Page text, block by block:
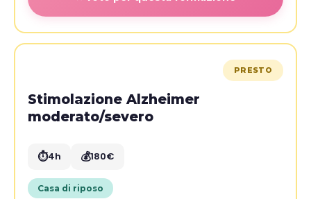
PRESTO
Stimolazione Alzheimer
moderato/severo
⏱️4h 💰180€
Casa di riposo